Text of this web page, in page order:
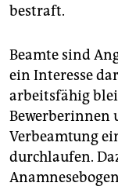
bestraft.
Beamte sind
ein Interesse
arbeitsfähig
Bewerberinnen
Verbeamtung
durchlaufen.